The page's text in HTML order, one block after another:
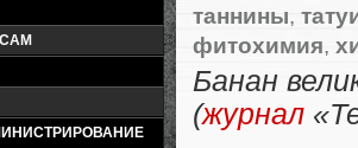
таннины,
фитохимия,
Банан
(журнал